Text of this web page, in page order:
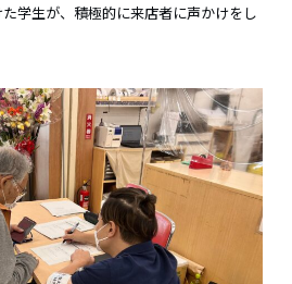
学生が、積極的に来店者に声かけをし